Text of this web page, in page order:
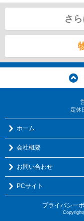
さ
定休
ホーム
会社概要
お問い合わせ
PCサイト
プライバシー